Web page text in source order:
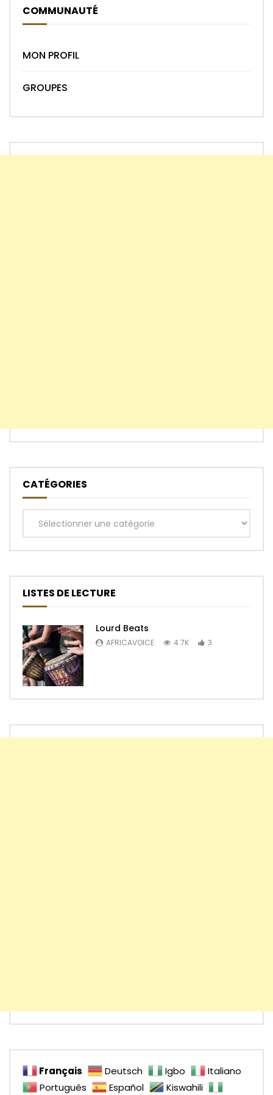
COMMUNAUTÉ
MON PROFIL
GROUPES
CATÉGORIES
LISTES DE LECTURE
Lourd Beats
AFRICAVOICE 4.7K 3
Français Deutsch Igbo
Italiano
Português
Español
Kiswahili